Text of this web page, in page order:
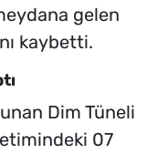
gelen
kaybetti.
Dim Tüneli
07